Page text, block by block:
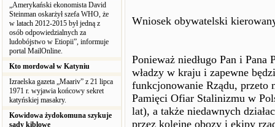
„Amerykański ekonomista David
Steinman oskarżył szefa WHO, że
w latach 2012-2015 był jedną z
osób odpowiedzialnych za
ludobójstwo w Etiopii”, informuje
portal MailOnline.
Kto mordował w Katyniu
Izraelska gazeta „Maariv” z 21 lipca
1971 r. wyjawia końcowy sekret
katyńskiej masakry.
Kowidowa żydokomuna szykuje
sądy kiblowe
Wniosek obywatelski
Ponieważ niedługo Pan i
władzy w kraju i zapewne
funkcjonowanie Rządu, przeto
Pamięci Ofiar Stalinizmu w
lat), a także niedawnych
przez kolejne obozy i ekipy